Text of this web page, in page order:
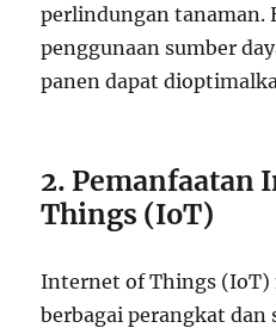
perlindungan tanaman.
penggunaan sumber
panen dapat
2. Pemanfaatan
Things (IoT)
Internet of Things (IoT)
berbagai perangkat dan